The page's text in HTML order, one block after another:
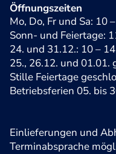
Öffnungszeiten
Mo, Do, Fr und Sa: 10
Sonn- und Feiertage:
24. und 31.12.: 10 –
25., 26.12. und 01.01.
Stille Feiertage
Betriebsferien 05. bis
Einlieferungen und
Terminabsprache